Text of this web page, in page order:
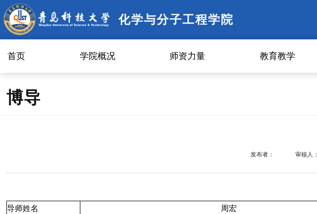
化学与分子工程学院
首页 学院概况 师资力量 教育教学
博导
发布者： 审核人：
导师姓名
周宏